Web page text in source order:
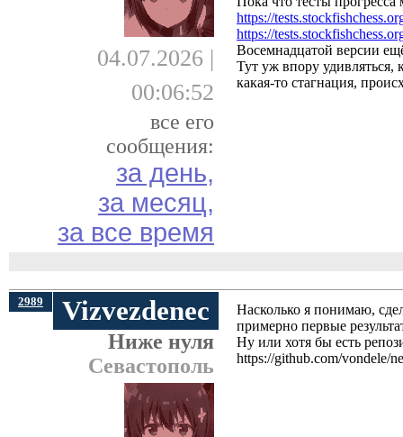
04.07.2026 |
00:06:52
все его
сообщения:
за день,
за месяц,
за все время
https://
https://
Восемнадцатой версии
Тут уж впору удивляться,
какая-то стагнация,
2989 Vizvezdenec
Ниже нуля
Севастополь
Насколько я понимаю,
примерно первые
Ну или хотя бы есть
https://github.com/vondele/